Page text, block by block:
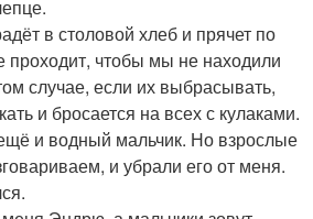
в столовой хлеб и прячет по
проходит, чтобы мы не находили
случае, если их выбрасывать,
и бросается на всех с кулаками.
и водный мальчик. Но взрослые
и убрали его от меня.